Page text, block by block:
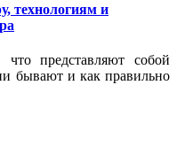
технологиям и
представляют собой
бывают и как правильно